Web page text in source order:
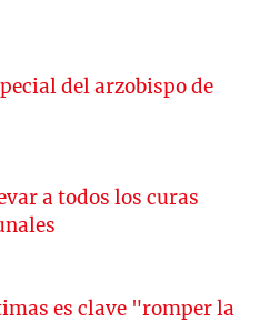
del arzobispo de
a todos los curas
es clave "romper la